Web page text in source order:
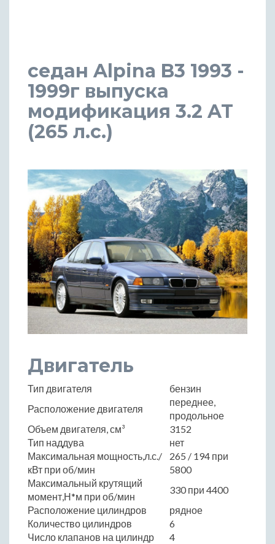
седан Alpina B3 1993 -
1999г выпуска
модификация 3.2 AT
(265 л.с.)
Двигатель
Тип двигателя
бензин
Расположение двигателя
переднее,
продольное
Объем двигателя, см³
3152
Тип наддува
нет
Максимальная мощность,л.с./
кВт при об/мин
265 / 194 при
5800
Максимальный крутящий
момент,Н*м при об/мин
330 при 4400
Расположение цилиндров
рядное
Количество цилиндров
6
Число клапанов на цилиндр
4